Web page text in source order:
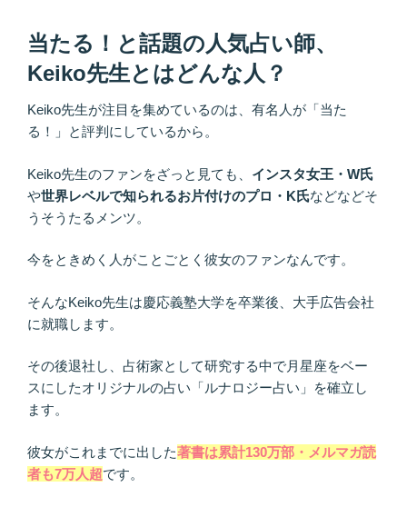
当たる！と話題の人気占い師、
Keiko先生とはどんな人？
Keiko先生が注目を集めているのは、有名人が「当た
る！」と評判にしているから。
Keiko先生のファンをざっと見ても、 インスタ女王・W氏
や世界レベルで知られるお片付けのプロ・K氏などなどそ
うそうたるメンツ。
今をときめく人がことごとく彼女のファンなんです。
そんなKeiko先生は慶応義塾大学を卒業後、大手広告会社
に就職します。
その後退社し、占術家として研究する中で月星座をベー
スにしたオリジナルの占い「ルナロジー占い」を確立し
ます。
彼女がこれまでに出した著書は累計130万部・メルマガ読
者も7万人超です。